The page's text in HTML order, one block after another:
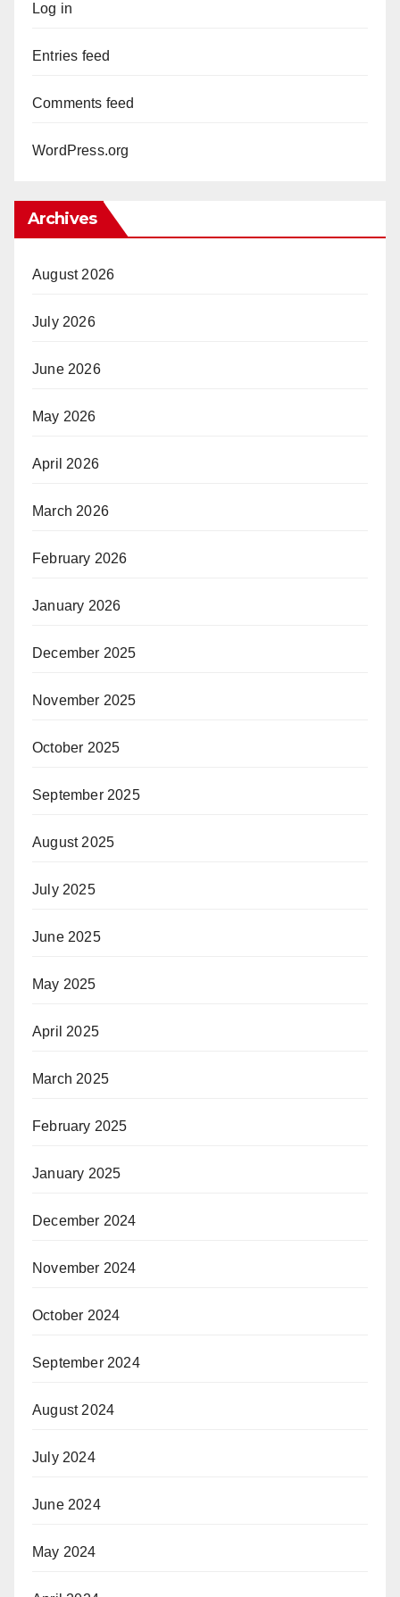
Log in
Entries feed
Comments feed
WordPress.org
Archives
August 2026
July 2026
June 2026
May 2026
April 2026
March 2026
February 2026
January 2026
December 2025
November 2025
October 2025
September 2025
August 2025
July 2025
June 2025
May 2025
April 2025
March 2025
February 2025
January 2025
December 2024
November 2024
October 2024
September 2024
August 2024
July 2024
June 2024
May 2024